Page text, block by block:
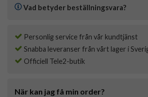
Vad betyder beställningsvara?
Personlig service från vår kundtjänst
Snabba leveranser från vårt lager i
Officiell Tele2-butik
När kan jag få min order?